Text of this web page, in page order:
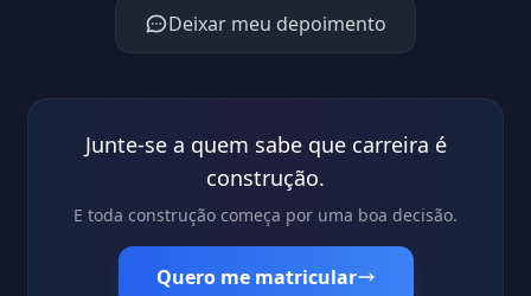
Deixar meu depoimento
Junte-se a quem sabe que carreira é
construção.
E toda construção começa por uma boa decisão.
Quero me matricular